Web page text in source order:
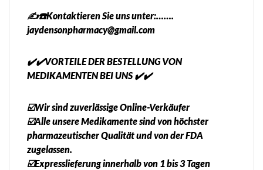
✍️☎️Kontaktieren Sie uns unter:…….
jaydensonpharmacy@gmail.com
✔️✔️VORTEILE DER BESTELLUNG VON
MEDIKAMENTEN BEI UNS ✔️✔️
☑️Wir sind zuverlässige Online-Verkäufer
☑️Alle unsere Medikamente sind von höchster
pharmazeutischer Qualität und von der FDA
zugelassen.
☑️Expresslieferung innerhalb von 1 bis 3 Tagen